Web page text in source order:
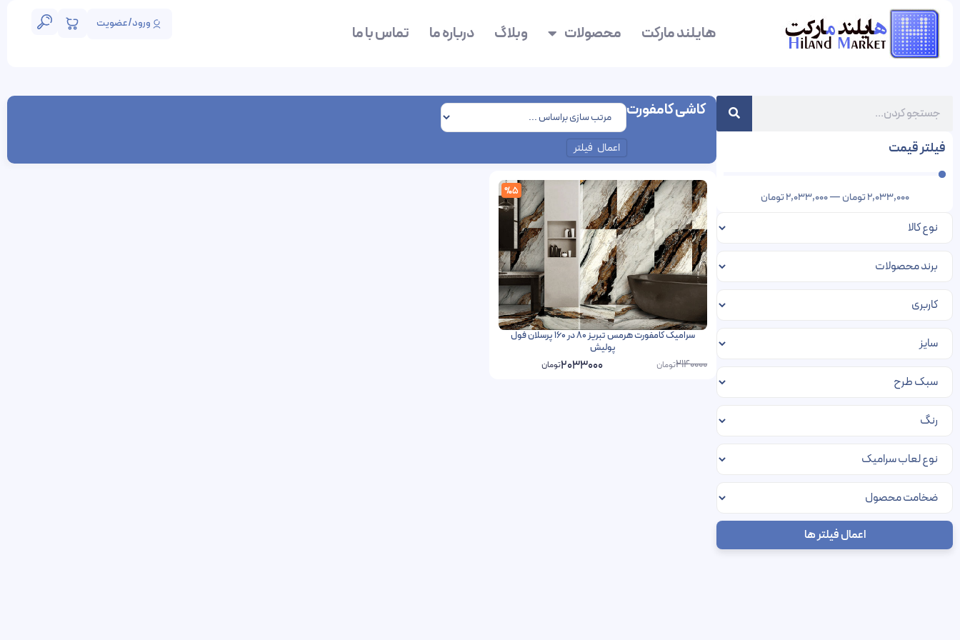
هایلند مارکت محصولات وبلاگ درباره ما تماس با ما ورود/عضویت
فیلتر قیمت
2,033,000تومان—
2,033,000تومان
اعمال فیلتر ها
کاشی کامفورت
اعمال فیلتر
%5
سرامیک کامفورت هرمس تبریز 80 در 160 پرسلان فول
پولیش
2140000تومان 2033000تومان